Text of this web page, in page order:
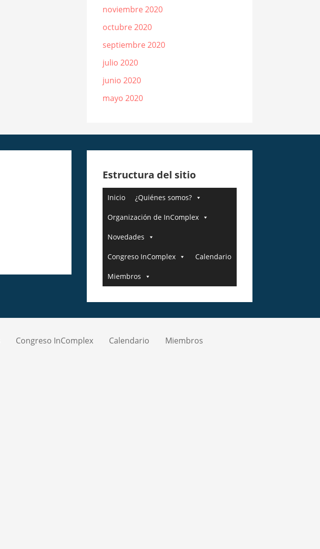
noviembre 2020
octubre 2020
septiembre 2020
julio 2020
junio 2020
mayo 2020
Estructura del sitio
Inicio ¿Quiénes somos?
Organización de InComplex
Novedades
Congreso InComplex Calendario
Miembros
Congreso InComplex Calendario Miembros